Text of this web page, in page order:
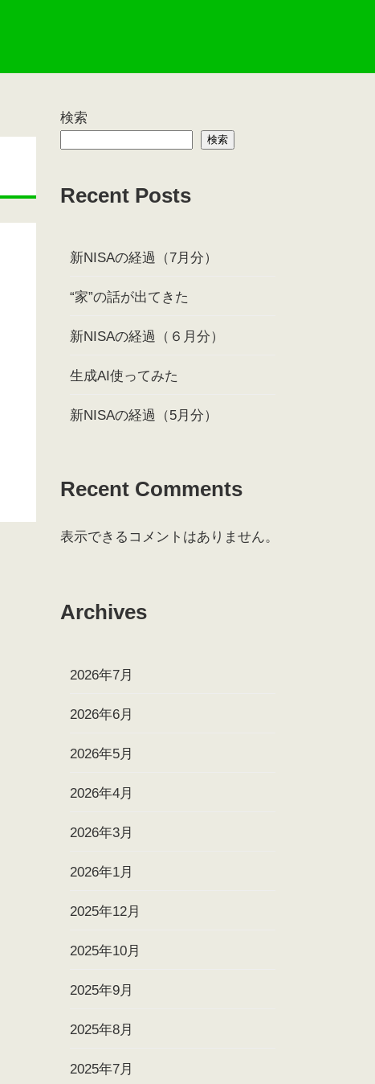
検索
検索
Recent Posts
新NISAの経過（7月分）
“家”の話が出てきた
新NISAの経過（６月分）
生成AI使ってみた
新NISAの経過（5月分）
Recent Comments
表示できるコメントはありません。
Archives
2026年7月
2026年6月
2026年5月
2026年4月
2026年3月
2026年1月
2025年12月
2025年10月
2025年9月
2025年8月
2025年7月